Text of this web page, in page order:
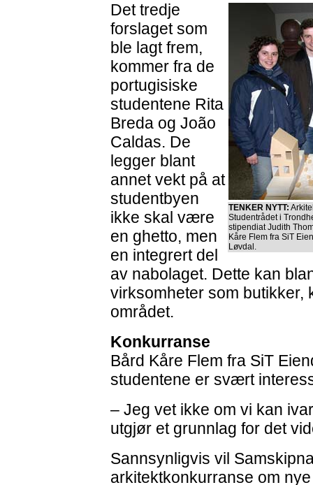
TENKER NYTT:
Studentrådet i
stipendiat Judith
Kåre Flem fra SiT
Løvdal.
Det tredje
forslaget som
ble lagt frem,
kommer fra de
portugisiske
studentene Rita
Breda og João
Caldas. De
legger blant
annet vekt på at
studentbyen
ikke skal være
en ghetto, men
en integrert del
av nabolaget. Dette kan
virksomheter som butikker,
området.
Konkurranse
Bård Kåre Flem fra SiT
studentene er svært
– Jeg vet ikke om vi kan
utgjør et grunnlag for det
Sannsynligvis vil
arkitektkonkurranse om